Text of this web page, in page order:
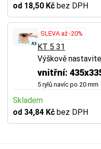
od 18,50 Kč bez DPH
SLEVA až -20%
KT 5 31
Výškově
vnitřní:
5 rylů navíc po 20 mm
Skladem
od 34,84 Kč bez DPH